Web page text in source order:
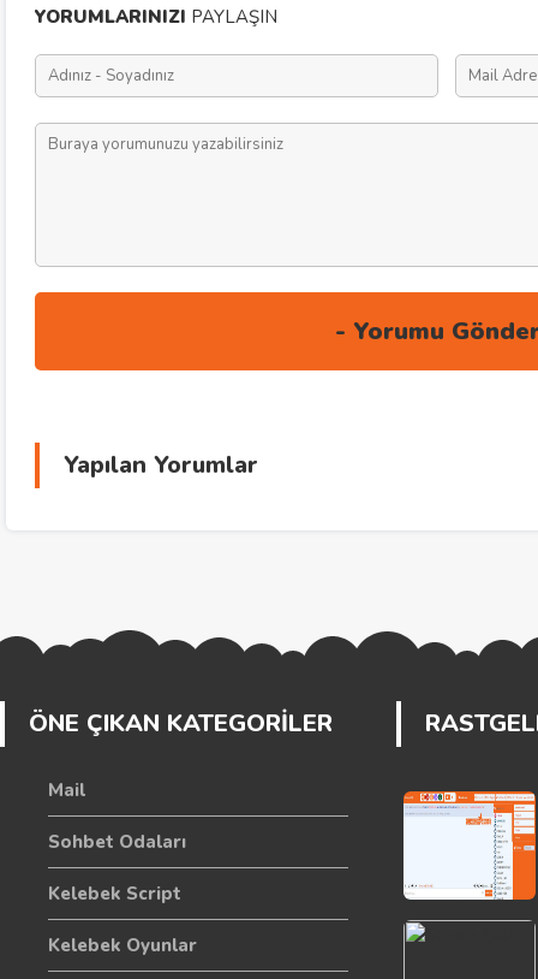
YORUMLARINIZI PAYLAŞIN
Yapılan Yorumlar
ÖNE ÇIKAN KATEGORİLER
Mail
Sohbet Odaları
Kelebek Script
Kelebek Oyunlar